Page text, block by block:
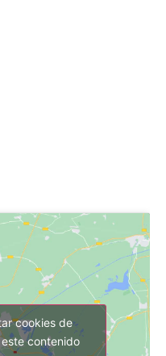
cookies de
contenido